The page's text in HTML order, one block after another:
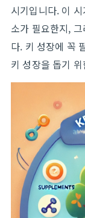
시기입니다. 이
소가 필요한지,
다. 키 성장에 꼭
키 성장을 돕기